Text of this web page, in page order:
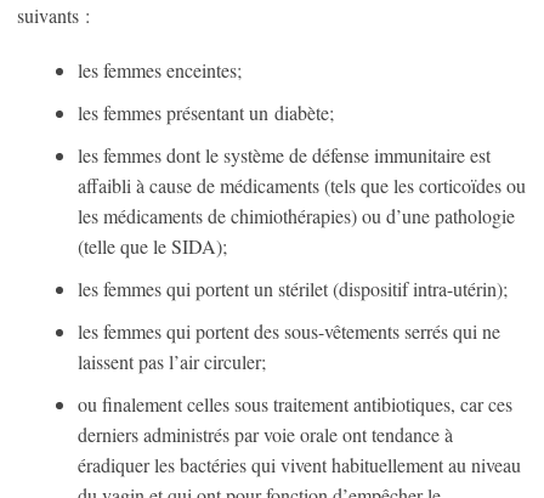
suivants :
les femmes enceintes;
les femmes présentant un diabète;
les femmes dont le système de défense immunitaire est
affaibli à cause de médicaments (tels que les corticoïdes ou
les médicaments de chimiothérapies) ou d’une pathologie
(telle que le SIDA);
les femmes qui portent un stérilet (dispositif intra-utérin);
les femmes qui portent des sous-vêtements serrés qui ne
laissent pas l’air circuler;
ou finalement celles sous traitement antibiotiques, car ces
derniers administrés par voie orale ont tendance à
éradiquer les bactéries qui vivent habituellement au niveau